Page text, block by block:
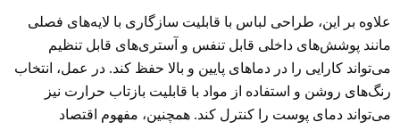
علاوه بر این، طراحی لباس با قابلیت سازگاری با لایه‌های فصلی
مانند پوشش‌های داخلی قابل تنفس و آستری‌های قابل تنظیم
می‌تواند کارایی را در دماهای پایین و بالا حفظ کند. در عمل، انتخاب
رنگ‌های روشن و استفاده از مواد با قابلیت بازتاب حرارت نیز
می‌تواند دمای پوست را کنترل کند. همچنین، مفهوم اقتصاد